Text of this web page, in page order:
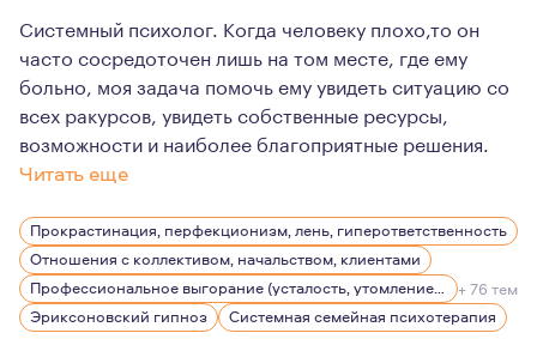
Системный психолог. Когда человеку плохо,то он
часто сосредоточен лишь на том месте, где ему
больно, моя задача помочь ему увидеть ситуацию со
всех ракурсов, увидеть собственные ресурсы,
возможности и наиболее благоприятные решения.
Читать еще
Я люблю путешествовать, так как это меняет
Прокрастинация, перфекционизм, лень, гиперответственность
Отношения с коллективом, начальством, клиентами
Профессиональное выгорание (усталость, утомление), стрессы
+ 76 тем
Эриксоновский гипноз
Системная семейная психотерапия